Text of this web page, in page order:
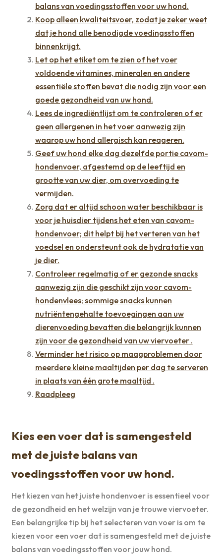
balans van voedingsstoffen voor uw hond.
Koop alleen kwaliteitsvoer, zodat je zeker weet
dat je hond alle benodigde voedingsstoffen
binnenkrijgt.
Let op het etiket om te zien of het voer
voldoende vitamines, mineralen en andere
essentiële stoffen bevat die nodig zijn voor een
goede gezondheid van uw hond.
Lees de ingrediëntlijst om te controleren of er
geen allergenen in het voer aanwezig zijn
waarop uw hond allergisch kan reageren.
Geef uw hond elke dag dezelfde portie cavom-
hondenvoer, afgestemd op de leeftijd en
grootte van uw dier, om overvoeding te
vermijden.
Zorg dat er altijd schoon water beschikbaar is
voor je huisdier tijdens het eten van cavom-
hondenvoer; dit helpt bij het verteren van het
voedsel en ondersteunt ook de hydratatie van
je dier.
Controleer regelmatig of er gezonde snacks
aanwezig zijn die geschikt zijn voor cavom-
hondenvlees; sommige snacks kunnen
nutriëntengehalte toevoegingen aan uw
dierenvoeding bevatten die belangrijk kunnen
zijn voor de gezondheid van uw viervoeter .
Verminder het risico op maagproblemen door
meerdere kleine maaltijden per dag te serveren
in plaats van één grote maaltijd .
Raadpleeg
Kies een voer dat is samengesteld
met de juiste balans van
voedingsstoffen voor uw hond.
Het kiezen van het juiste hondenvoer is essentieel voor
de gezondheid en het welzijn van je trouwe viervoeter.
Een belangrijke tip bij het selecteren van voer is om te
kiezen voor een voer dat is samengesteld met de juiste
balans van voedingsstoffen voor jouw hond.